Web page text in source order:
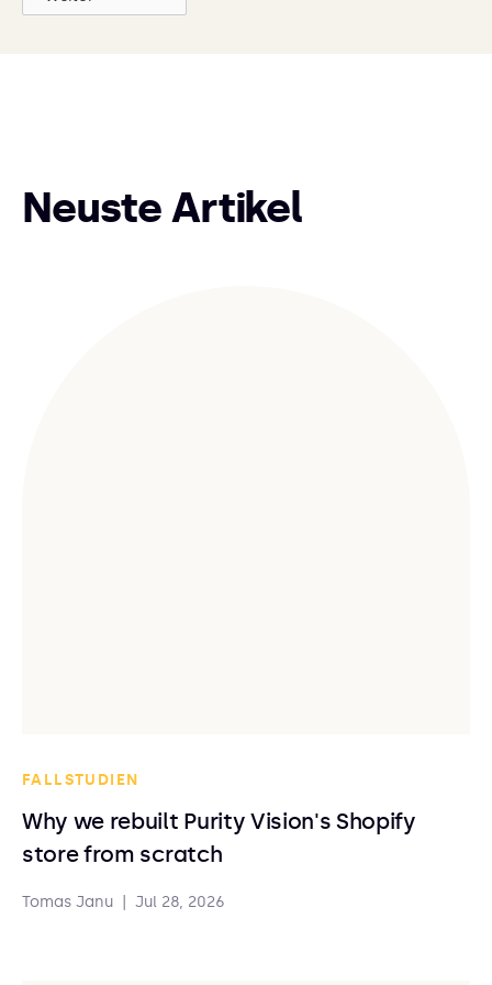
Neuste Artikel
FALLSTUDIEN
Why we rebuilt Purity Vision's Shopify
store from scratch
Tomas Janu Jul 28, 2026